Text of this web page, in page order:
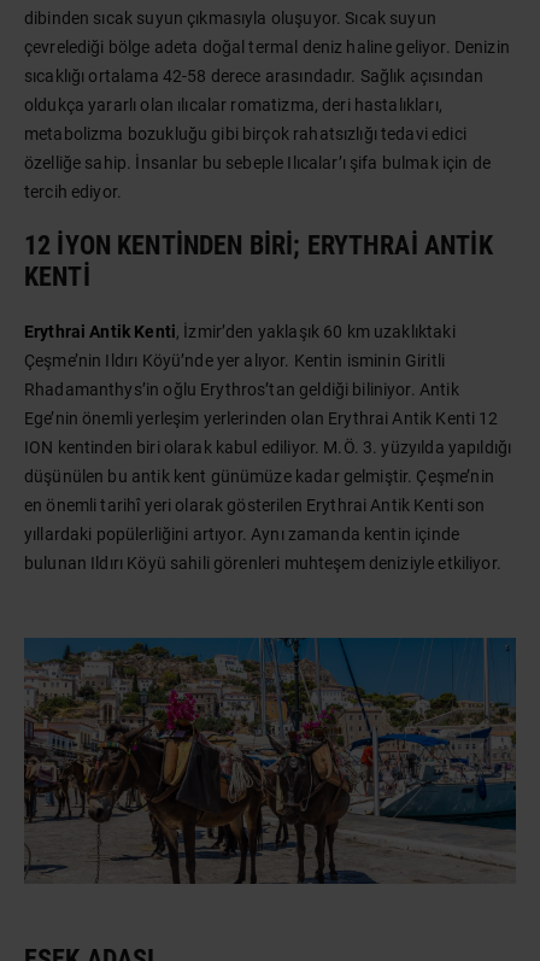
dibinden sıcak suyun çıkmasıyla oluşuyor. Sıcak suyun
çevrelediği bölge adeta doğal termal deniz haline geliyor. Denizin
sıcaklığı ortalama 42-58 derece arasındadır. Sağlık açısından
oldukça yararlı olan ılıcalar romatizma, deri hastalıkları,
metabolizma bozukluğu gibi birçok rahatsızlığı tedavi edici
özelliğe sahip. İnsanlar bu sebeple Ilıcalar’ı şifa bulmak için de
tercih ediyor.
12 İYON KENTINDEN BIRI; ERYTHRAI ANTIK
KENTI
Erythrai Antik Kenti, İzmir’den yaklaşık 60 km uzaklıktaki
Çeşme’nin Ildırı Köyü’nde yer alıyor. Kentin isminin Giritli
Rhadamanthys’in oğlu Erythros’tan geldiği biliniyor. Antik
Ege’nin önemli yerleşim yerlerinden olan Erythrai Antik Kenti 12
ION kentinden biri olarak kabul ediliyor. M.Ö. 3. yüzyılda yapıldığı
düşünülen bu antik kent günümüze kadar gelmiştir. Çeşme’nin
en önemli tarihî yeri olarak gösterilen Erythrai Antik Kenti son
yıllardaki popülerliğini artıyor. Aynı zamanda kentin içinde
bulunan Ildırı Köyü sahili görenleri muhteşem deniziyle etkiliyor.